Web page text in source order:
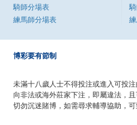
騎師分場表
練馬師分場表
博彩要有節制
未滿十八歲人士不得投注或進入可投注
向非法或海外莊家下注，即屬違法，且
切勿沉迷賭博，如需尋求輔導協助，